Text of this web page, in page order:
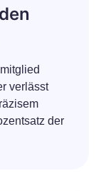
verlässt
der